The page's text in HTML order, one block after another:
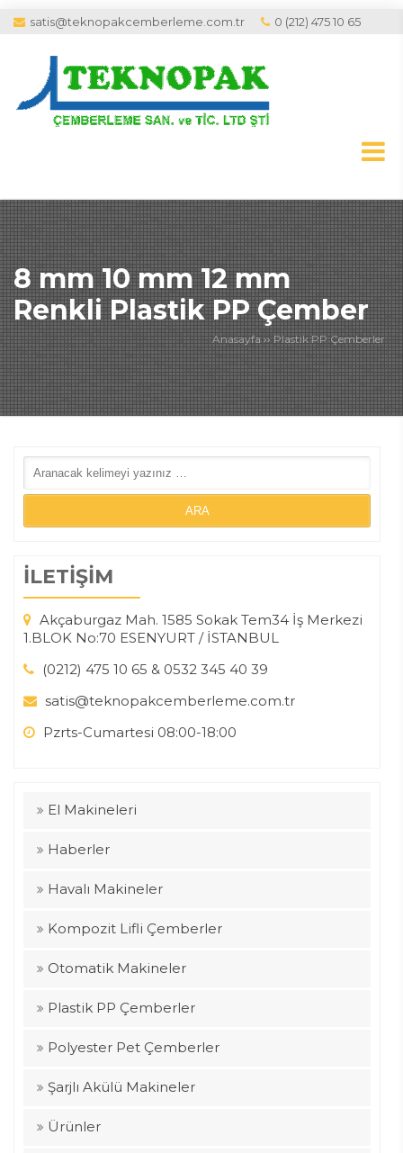
satis@teknopakcemberleme.com.tr 0 (212) 475 10 65
8 mm 10 mm 12 mm
Renkli Plastik PP Çember
Anasayfa ››Plastik PP Çemberler
İLETİŞİM
Akçaburgaz Mah. 1585 Sokak Tem34 İş Merkezi
1.BLOK No:70 ESENYURT / İSTANBUL
(0212) 475 10 65 & 0532 345 40 39
satis@teknopakcemberleme.com.tr
Pzrts-Cumartesi 08:00-18:00
El Makineleri
Haberler
Havalı Makineler
Kompozit Lifli Çemberler
Otomatik Makineler
Plastik PP Çemberler
Polyester Pet Çemberler
Şarjlı Akülü Makineler
Ürünler